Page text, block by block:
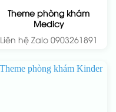
Theme phòng khám
Medicy
Liên hệ Zalo 0903261891